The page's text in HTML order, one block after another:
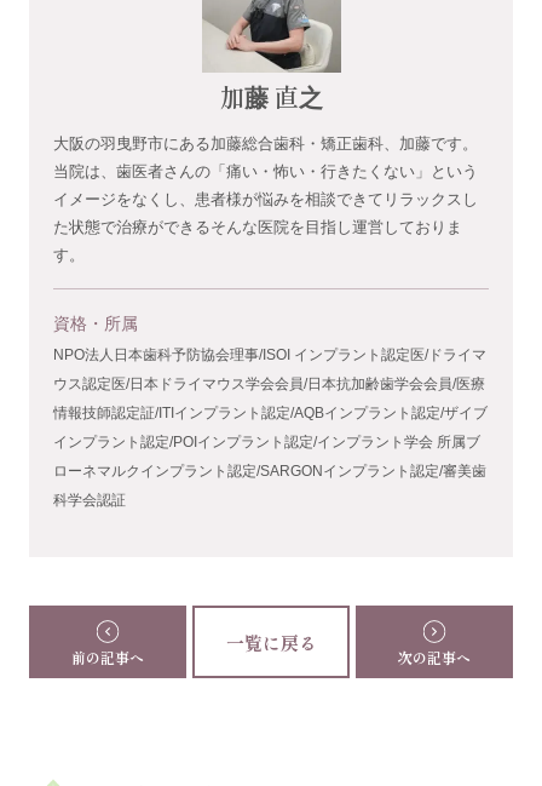
加藤 直之
大阪の羽曳野市にある加藤総合歯科・矯正歯科、加藤です。
当院は、歯医者さんの「痛い・怖い・行きたくない」という
イメージをなくし、患者様が悩みを相談できてリラックスし
た状態で治療ができるそんな医院を目指し運営しておりま
す。
資格・所属
NPO法人日本歯科予防協会理事/ISOI インプラント認定医/ドライマ
ウス認定医/日本ドライマウス学会会員/日本抗加齢歯学会会員/医療
情報技師認定証/ITIインプラント認定/AQBインプラント認定/ザイブ
インプラント認定/POIインプラント認定/インプラント学会 所属ブ
ローネマルクインプラント認定/SARGONインプラント認定/審美歯
科学会認証
前の記事へ 次の記事へ
一覧に戻る